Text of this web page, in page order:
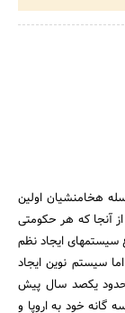
هخامنشیان اولین
آنجا که هر حکومتى
سیستمهاى ایجاد نظم
سیستم نوین ایجاد
حدود یکصد سال پیش
گانه خود به اروپا و